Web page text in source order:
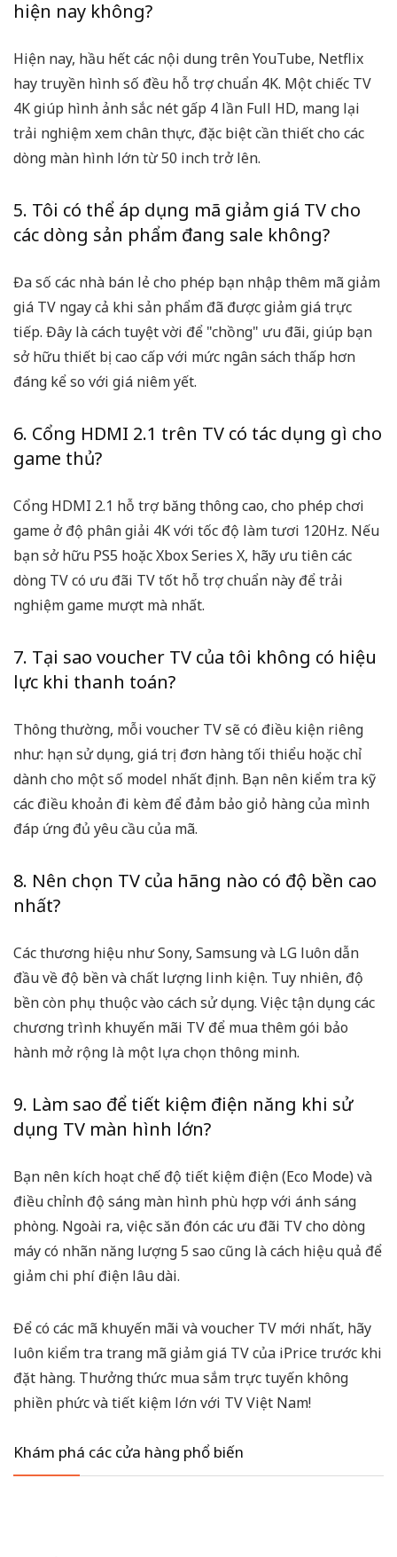
hiện nay không?
Hiện nay, hầu hết các nội dung trên YouTube, Netflix
hay truyền hình số đều hỗ trợ chuẩn 4K. Một chiếc TV
4K giúp hình ảnh sắc nét gấp 4 lần Full HD, mang lại
trải nghiệm xem chân thực, đặc biệt cần thiết cho các
dòng màn hình lớn từ 50 inch trở lên.
5. Tôi có thể áp dụng mã giảm giá TV cho
các dòng sản phẩm đang sale không?
Đa số các nhà bán lẻ cho phép bạn nhập thêm mã giảm
giá TV ngay cả khi sản phẩm đã được giảm giá trực
tiếp. Đây là cách tuyệt vời để "chồng" ưu đãi, giúp bạn
sở hữu thiết bị cao cấp với mức ngân sách thấp hơn
đáng kể so với giá niêm yết.
6. Cổng HDMI 2.1 trên TV có tác dụng gì cho
game thủ?
Cổng HDMI 2.1 hỗ trợ băng thông cao, cho phép chơi
game ở độ phân giải 4K với tốc độ làm tươi 120Hz. Nếu
bạn sở hữu PS5 hoặc Xbox Series X, hãy ưu tiên các
dòng TV có ưu đãi TVtốt hỗ trợ chuẩn này để trải
nghiệm game mượt mà nhất.
7. Tại sao voucher TV của tôi không có hiệu
lực khi thanh toán?
Thông thường, mỗi voucher TVsẽ có điều kiện riêng
như: hạn sử dụng, giá trị đơn hàng tối thiểu hoặc chỉ
dành cho một số model nhất định. Bạn nên kiểm tra kỹ
các điều khoản đi kèm để đảm bảo giỏ hàng của mình
đáp ứng đủ yêu cầu của mã.
8. Nên chọn TV của hãng nào có độ bền cao
nhất?
Các thương hiệu như Sony, Samsung và LG luôn dẫn
đầu về độ bền và chất lượng linh kiện. Tuy nhiên, độ
bền còn phụ thuộc vào cách sử dụng. Việc tận dụng các
chương trình khuyến mãi TV để mua thêm gói bảo
hành mở rộng là một lựa chọn thông minh.
9. Làm sao để tiết kiệm điện năng khi sử
dụng TV màn hình lớn?
Bạn nên kích hoạt chế độ tiết kiệm điện (Eco Mode) và
điều chỉnh độ sáng màn hình phù hợp với ánh sáng
phòng. Ngoài ra, việc săn đón các ưu đãi TVcho dòng
máy có nhãn năng lượng 5 sao cũng là cách hiệu quả để
giảm chi phí điện lâu dài.
Để có các mã khuyến mãi và voucher TV mới nhất, hãy
luôn kiểm tra trang mã giảm giá TV của iPrice trước khi
đặt hàng. Thưởng thức mua sắm trực tuyến không
phiền phức và tiết kiệm lớn với TV Việt Nam!
Khám phá các cửa hàng phổ biến